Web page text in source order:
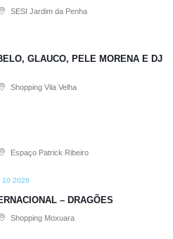
SESI Jardim da Penha
GLAUCO, PELE MORENA E DJ
Shopping Vila Velha
Espaço Patrick Ribeiro
10 2026
– DRAGÕES
Shopping Moxuara